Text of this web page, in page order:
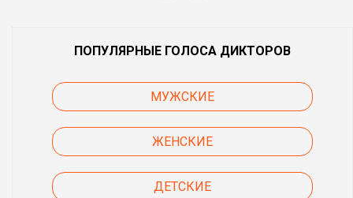
ПОПУЛЯРНЫЕ ГОЛОСА ДИКТОРОВ
МУЖСКИЕ
ЖЕНСКИЕ
ДЕТСКИЕ